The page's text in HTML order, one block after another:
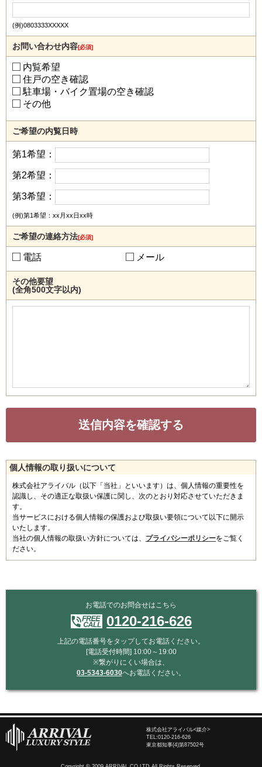
(例)0803333XXXXX
お問い合わせ内容[必須]
内覧希望
住戸の空き確認
駐車場・バイク置場の空き確認
その他
ご希望の内覧日時
第1希望：
第2希望：
第3希望：
(例)第1希望：xx月xx日xx時
ご希望の連絡方法[必須]
電話 メール
その他要望
(全角500文字以内)
個人情報の取り扱いについて
株式会社アライバル（以下「当社」といいます）は、個人情報の重要性を
認識し、その適正な取扱い保護に関し、次のとおり対応させていただきま
す。
当サービスにおける個人情報の保護および取扱い要領について以下に開示
いたします。
当社の個人情報の取扱い方針については、 プライバシーポリシーをご覧く
ださい。
お電話でのお問合せはこちら
0120-216-626
上記の電話番号をタップしてお電話ください。
[電話受付時間] 10:00～19:00
※繋がりにくい場合は、
03-5343-6030へお電話ください。
株式会社アライバル<媒介>
TEL:0120-216-626
東京都知事(4)第87502号